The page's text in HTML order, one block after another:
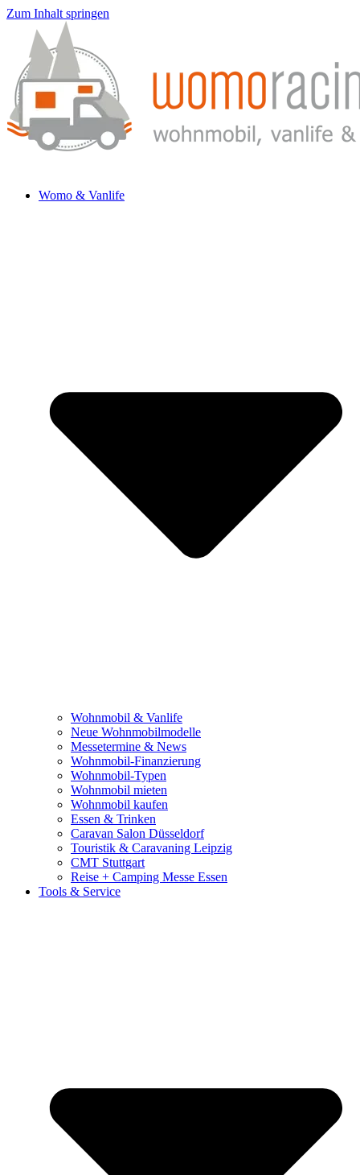
Zum Inhalt springen
Womo & Vanlife
Wohnmobil & Vanlife
Neue Wohnmobilmodelle
Messetermine & News
Wohnmobil-Finanzierung
Wohnmobil-Typen
Wohnmobil mieten
Wohnmobil kaufen
Essen & Trinken
Caravan Salon Düsseldorf
Touristik & Caravaning Leipzig
CMT Stuttgart
Reise + Camping Messe Essen
Tools & Service